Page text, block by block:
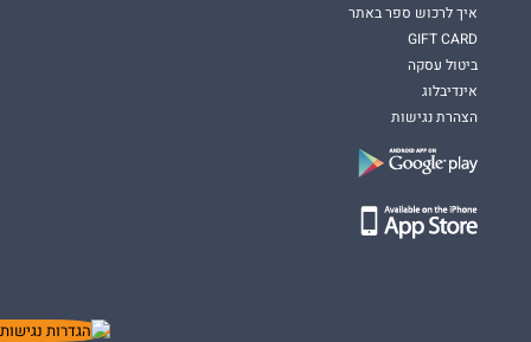
איך לרכוש ספר באתר
GIFT CARD
ביטול עסקה
אינדיבלוג
הצהרת נגישות